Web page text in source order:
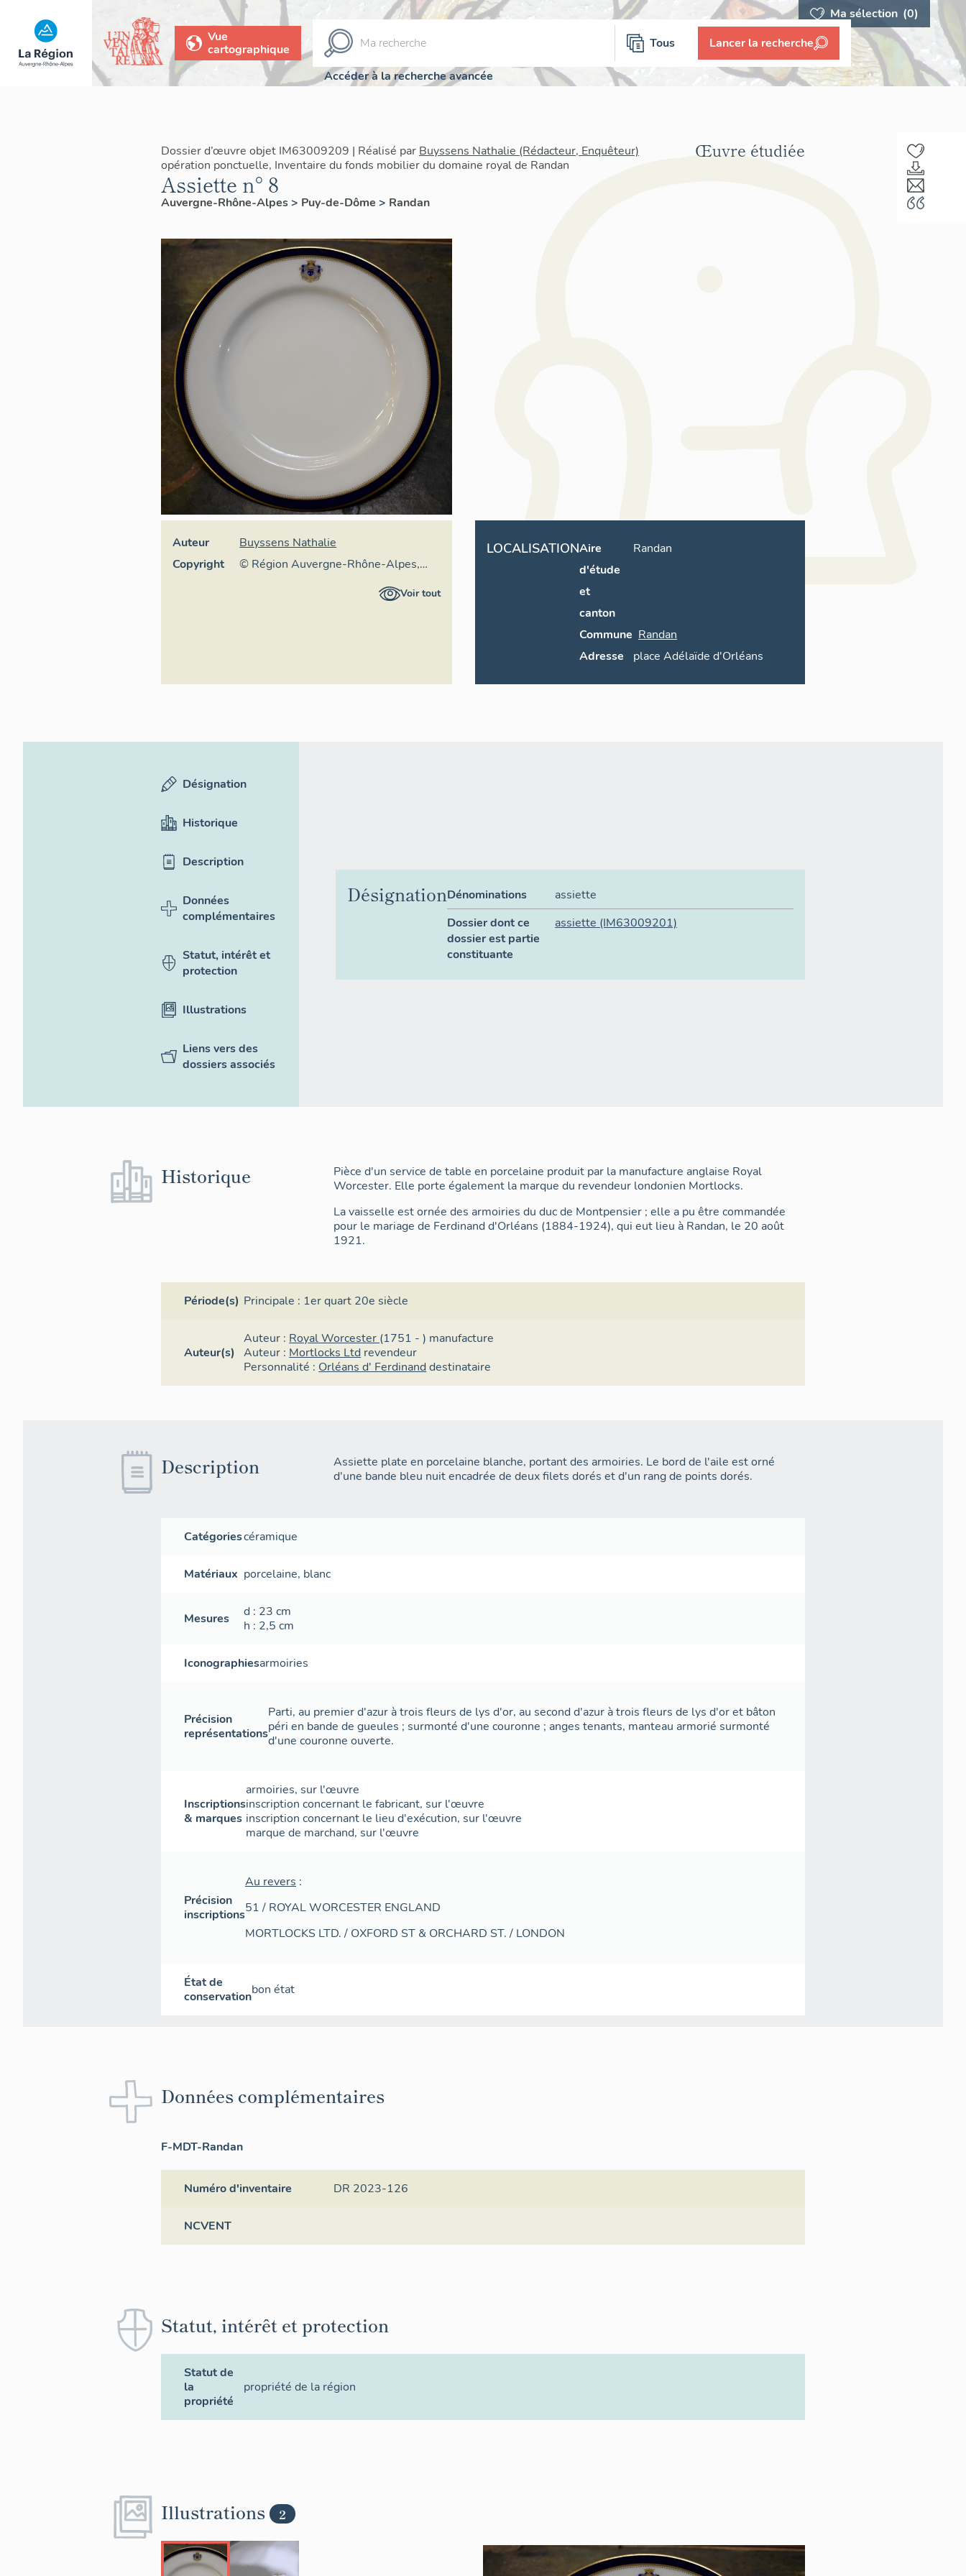
Ma sélection (0)
Vue
cartographique
Tous Lancer la recherche
Accéder à la recherche avancée
Dossier d’œuvre objet IM63009209 | Réalisé par Buyssens Nathalie (Rédacteur, Enquêteur)
opération ponctuelle, Inventaire du fonds mobilier du domaine royal de Randan
Assiette n° 8
Auvergne-Rhône-Alpes> Puy-de-Dôme > Randan
Œuvre étudiée
Auteur
Buyssens Nathalie
Copyright
© Région Auvergne-Rhône-Alpes,
Inventaire général du patrimoineVoir tout
LOCALISATIONAire
d'étude
et
canton
Randan
Commune Randan
Adresse
place Adélaïde d'Orléans
Désignation
Historique
Description
Données
complémentaires
Statut, intérêt et
protection
Illustrations
Liens vers des
dossiers associés
DésignationDénominations
assiette
Dossier dont ce
dossier est partie
constituante
assiette (IM63009201)
Historique
Pièce d'un service de table en porcelaine produit par la manufacture anglaise Royal
Worcester. Elle porte également la marque du revendeur londonien Mortlocks.
La vaisselle est ornée des armoiries du duc de Montpensier ; elle a pu être commandée
pour le mariage de Ferdinand d'Orléans (1884-1924), qui eut lieu à Randan, le 20 août
1921.
Période(s) Principale : 1er quart 20e siècle
Auteur(s)
Auteur : Royal Worcester (1751 - ) manufacture
Auteur : Mortlocks Ltd revendeur
Personnalité : Orléans d' Ferdinand destinataire
Description
Assiette plate en porcelaine blanche, portant des armoiries. Le bord de l'aile est orné
d'une bande bleu nuit encadrée de deux filets dorés et d'un rang de points dorés.
Catégoriescéramique
Matériaux porcelaine, blanc
Mesures d : 23cm
h : 2,5cm
Iconographiesarmoiries
Précision
représentations
Parti, au premier d'azur à trois fleurs de lys d'or, au second d'azur à trois fleurs de lys d'or et bâton
péri en bande de gueules ; surmonté d'une couronne ; anges tenants, manteau armorié surmonté
d'une couronne ouverte.
Inscriptions
& marques
armoiries, sur l'œuvre
inscription concernant le fabricant, sur l'œuvre
inscription concernant le lieu d'exécution, sur l'œuvre
marque de marchand, sur l'œuvre
Précision
inscriptions
Au revers :
51 / ROYAL WORCESTER ENGLAND
MORTLOCKS LTD. / OXFORD ST & ORCHARD ST. / LONDON
État de
conservationbon état
Données complémentaires
F-MDT-Randan
Numéro d'inventaire DR 2023-126
NCVENT
Statut, intérêt et protection
Statut de
la
propriété
propriété de la région
Illustrations 2